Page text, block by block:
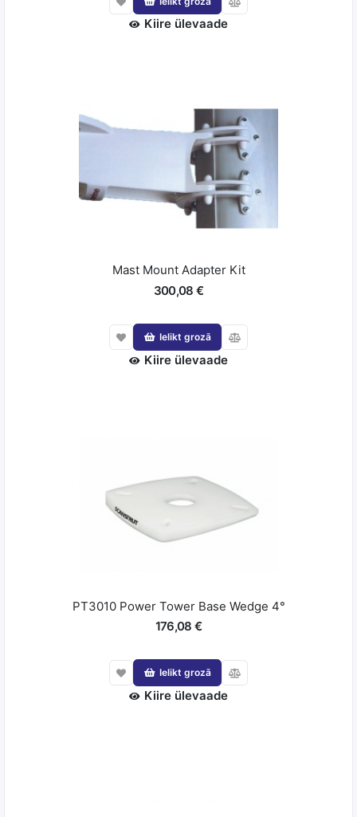
Kiire ülevaade
Mast Mount Adapter Kit
300,08 €
Ielikt grozā
Kiire ülevaade
PT3010 Power Tower Base Wedge 4°
176,08 €
Ielikt grozā
Kiire ülevaade